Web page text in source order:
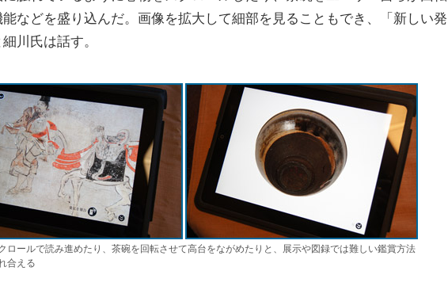
能などを盛り込んだ。画像を拡大して細部を見ることもでき、「新しい発
川氏は話す。
ロールで読み進めたり、茶碗を回転させて高台をながめたりと、展示や図録では難しい鑑賞方法
合える